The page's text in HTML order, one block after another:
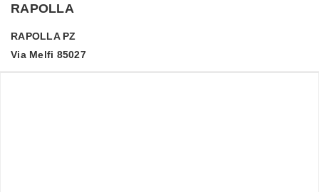
RAPOLLA
RAPOLLA PZ
Via Melfi 85027